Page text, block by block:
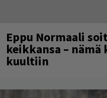
Eppu Normaali
keikkansa –
kuultiin